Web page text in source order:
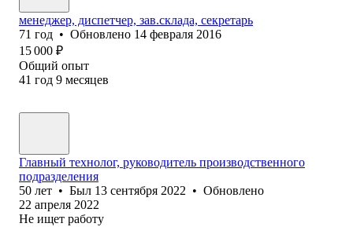
менеджер, диспетчер, зав.склада, секретарь
71 год • Обновлено 14 февраля 2016
15 000 ₽
Общий опыт
41 год 9 месяцев
Главный технолог, руководитель производственного
подразделения
50 лет • Был 13 сентября 2022 • Обновлено
22 апреля 2022
Не ищет работу